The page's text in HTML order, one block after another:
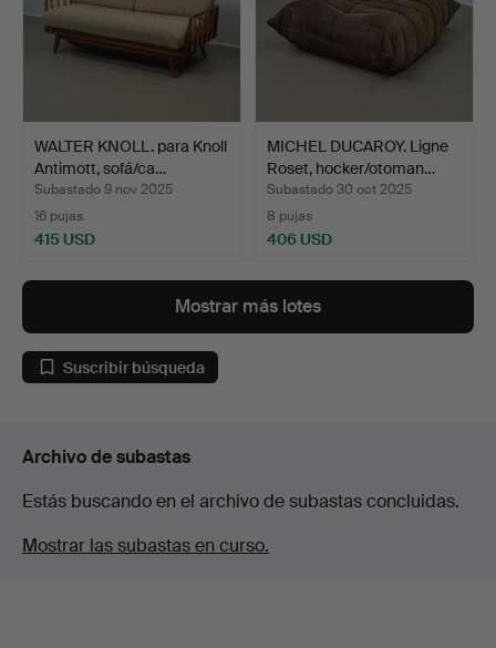
WALTER KNOLL. para Knoll
Antimott, sofá/ca…
Subastado 9 nov 2025
16 pujas
415 USD
MICHEL DUCAROY. Ligne
Roset, hocker/otoman…
Subastado 30 oct 2025
8 pujas
406 USD
Mostrar más lotes
Suscribir búsqueda
Archivo de subastas
Estás buscando en el archivo de subastas concluidas.
Mostrar las subastas en curso.